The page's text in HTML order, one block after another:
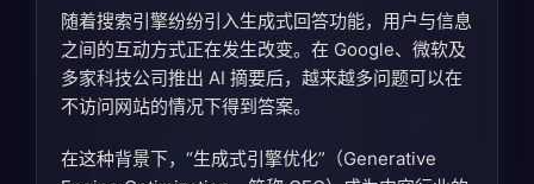
随着搜索引擎纷纷引入生成式回答功能，用户与信息
之间的互动方式正在发生改变。在 Google、微软及
多家科技公司推出 AI 摘要后，越来越多问题可以在
不访问网站的情况下得到答案。
在这种背景下，“生成式引擎优化”（Generative